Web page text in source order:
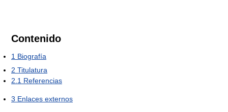
Contenido
1 Biografía
2 Titulatura
2.1 Referencias
3 Enlaces externos